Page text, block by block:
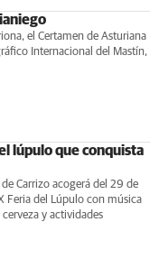
el Certamen de Asturiana
Internacional del Mastín,
lúpulo que conquista
Carrizo acogerá del 29 de
Feria del Lúpulo con música
y actividades